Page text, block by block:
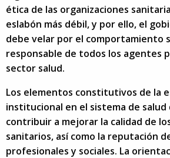
ética de las organizaciones
eslabón más débil, y por ello, el
debe velar por el comportamiento
responsable de todos los agentes
sector salud.
Los elementos constitutivos de la
institucional en el sistema de salud
contribuir a mejorar la calidad de
sanitarios, así como la reputación
profesionales y sociales. La